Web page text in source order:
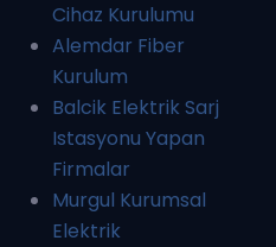
Cihaz Kurulumu
Alemdar Fiber
Kurulum
Balcik Elektrik Sarj
Istasyonu Yapan
Firmalar
Murgul Kurumsal
Elektrik